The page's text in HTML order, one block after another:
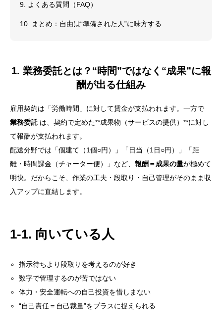
9. よくある質問（FAQ）
10. まとめ：自由は“準備された人”に味方する
1. 業務委託とは？“時間”ではなく“成果”に報
酬が出る仕組み
雇用契約は「労働時間」に対して賃金が支払われます。一方で
業務委託 は、契約で定めた**成果物（サービスの提供）**に対し
て報酬が支払われます。
配送分野では「個建て（1個○円）」「日当（1日○円）」「距
離・時間課金（チャーター便）」など、 報酬＝成果の量が極めて
明快。だからこそ、作業の工夫・段取り・自己管理がそのまま収
入アップに直結します。
1-1. 向いている人
指示待ちより段取りを考えるのが好き
数字で管理するのが苦ではない
体力・安全運転への自己投資を惜しまない
“自己責任＝自己裁量”をプラスに捉えられる